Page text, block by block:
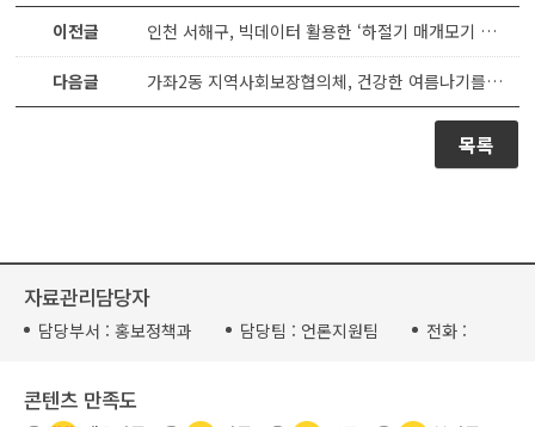
이전글 인천 서해구, 빅데이터 활용한 ‘하절기 매개모기 대응체계’ 본격 가동
다음글 가좌2동 지역사회보장협의체, 건강한 여름나기를 위한 계절김치 및 양념갈비 나눔 행사 가져...
목록
자료관리담당자
담당부서 : 홍보정책과 담당팀 : 언론지원팀 전화 :
콘텐츠 만족도